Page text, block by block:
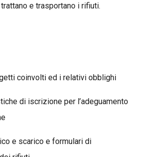
e trasportano i rifiuti.
coinvolti ed i relativi obblighi
di iscrizione per l’adeguamento
e scarico e formulari di